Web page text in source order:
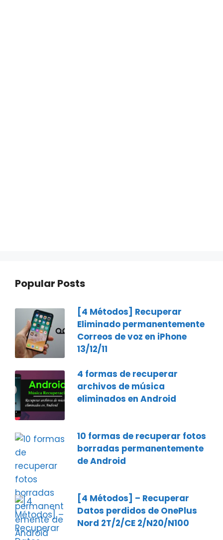
Popular Posts
[4 Métodos] Recuperar
Eliminado permanentemente
Correos de voz en iPhone
13/12/11
4 formas de recuperar
archivos de música
eliminados en Android
10 formas de recuperar fotos
borradas permanentemente
de Android
[4 Métodos] – Recuperar
Datos perdidos de OnePlus
Nord 2T/2/CE 2/N20/N100